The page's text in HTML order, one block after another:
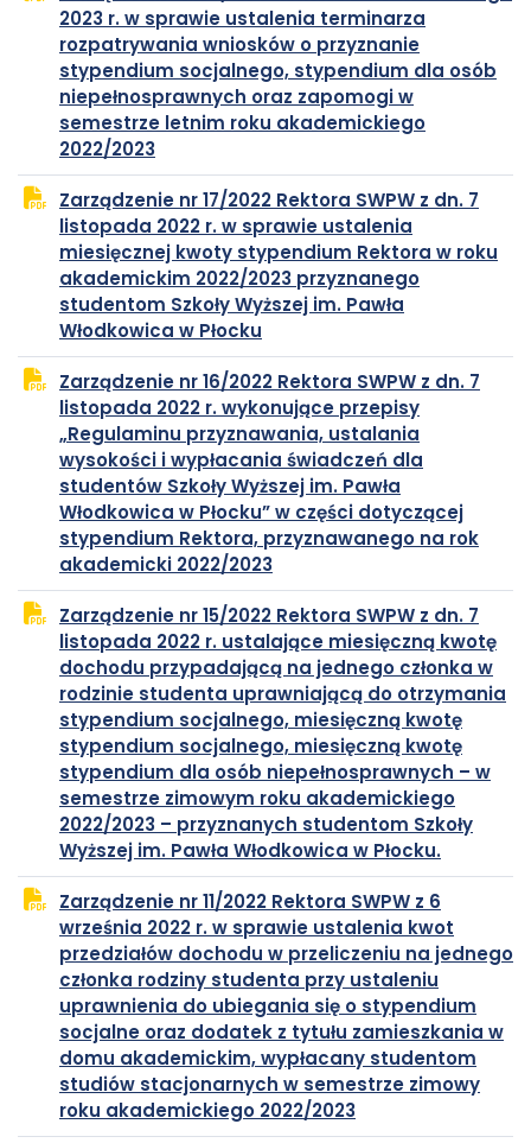
nowej
karcie
2023 r. w sprawie ustalenia terminarza
rozpatrywania wniosków o przyznanie
stypendium socjalnego, stypendium dla osób
niepełnosprawnych oraz zapomogi w
semestrze letnim roku akademickiego
2022/2023
PDF
się
w
nowej
karcie
Zarządzenie nr 17/2022 Rektora SWPW z dn. 7
listopada 2022 r. w sprawie ustalenia
miesięcznej kwoty stypendium Rektora w roku
akademickim 2022/2023 przyznanego
studentom Szkoły Wyższej im. Pawła
Włodkowica w Płocku
PDF
się
w
nowej
karcie
Zarządzenie nr 16/2022 Rektora SWPW z dn. 7
listopada 2022 r. wykonujące przepisy
„Regulaminu przyznawania, ustalania
wysokości i wypłacania świadczeń dla
studentów Szkoły Wyższej im. Pawła
Włodkowica w Płocku” w części dotyczącej
stypendium Rektora, przyznawanego na rok
akademicki 2022/2023
PDF
się
w
nowej
karcie
Zarządzenie nr 15/2022 Rektora SWPW z dn. 7
listopada 2022 r. ustalające miesięczną kwotę
dochodu przypadającą na jednego członka w
rodzinie studenta uprawniającą do otrzymania
stypendium socjalnego, miesięczną kwotę
stypendium socjalnego, miesięczną kwotę
stypendium dla osób niepełnosprawnych – w
semestrze zimowym roku akademickiego
2022/2023 – przyznanych studentom Szkoły
Wyższej im. Pawła Włodkowica w Płocku.plik
PDF
otwiera
się
nowej
karcie
Zarządzenie nr 11/2022 Rektora SWPW z 6
września 2022 r. w sprawie ustalenia kwot
przedziałów dochodu w przeliczeniu na jednego
członka rodziny studenta przy ustaleniu
uprawnienia do ubiegania się o stypendium
socjalne oraz dodatek z tytułu zamieszkania w
domu akademickim, wypłacany studentom
studiów stacjonarnych w semestrze zimowy
roku akademickiego 2022/2023
PDF
się